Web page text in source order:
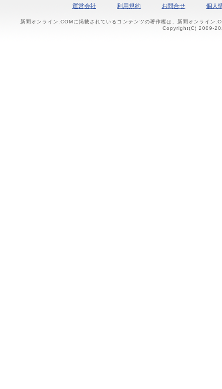
運営会社 利用規約 お問合せ 個人
新聞オンライン.COMに掲載されているコンテンツの著作権は、新聞オンライン
Copyright(C) 2009-